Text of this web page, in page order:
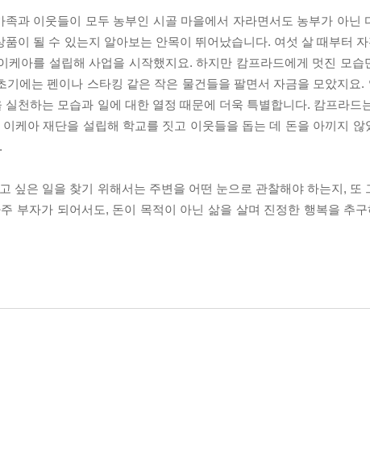
과 이웃들이 모두 농부인 시골 마을에서 자라면서도 농부가 아닌
이 될 수 있는지 알아보는 안목이 뛰어났습니다. 여섯 살 때부터
아를 설립해 사업을 시작했지요. 하지만 캄프라드에게 멋진 모습
에는 펜이나 스타킹 같은 작은 물건들을 팔면서 자금을 모았지요.
천하는 모습과 일에 대한 열정 때문에 더욱 특별합니다. 캄프라드
케아 재단을 설립해 학교를 짓고 이웃들을 돕는 데 돈을 아끼지 않
싶은 일을 찾기 위해서는 주변을 어떤 눈으로 관찰해야 하는지, 또
부자가 되어서도, 돈이 목적이 아닌 삶을 살며 진정한 행복을 추구